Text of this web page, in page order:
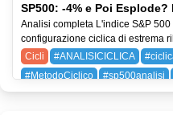
SP500: -4% e Poi Esplode?
Analisi completa L'indice S&P 500
configurazione ciclica di estrema
Cicli
#ANALISICICLICA
#MetodoCiclico
#sp500analisi
SPX (SP 500)